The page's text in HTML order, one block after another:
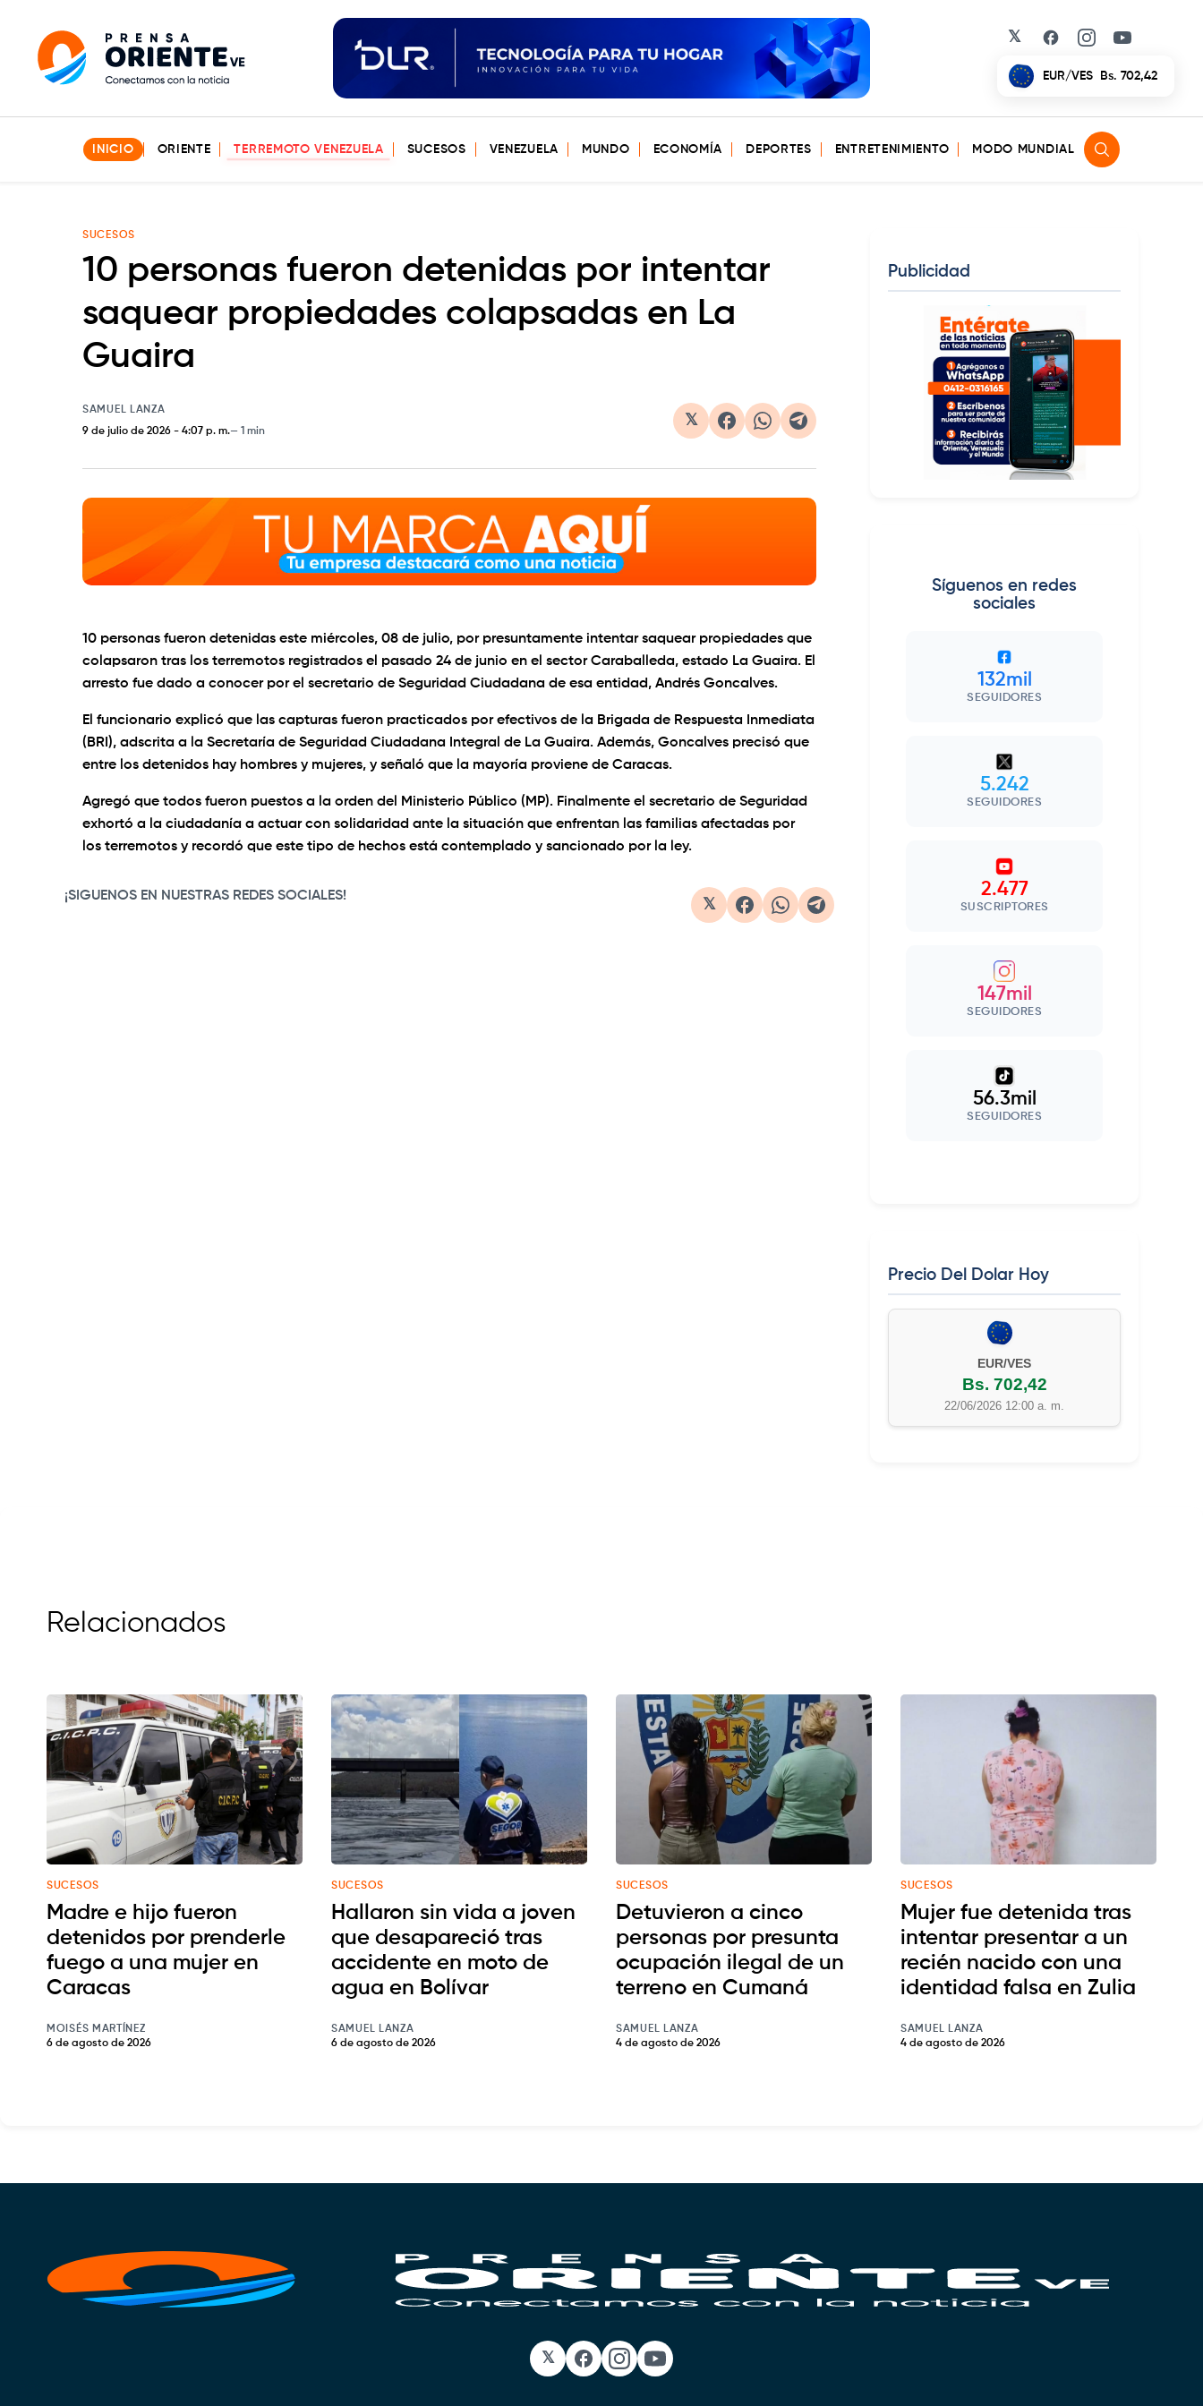
𝕏 Facebook
Instagram
YouTube
EUR/VES Bs. 702,42
INICIO ORIENTE TERREMOTO VENEZUELA SUCESOS VENEZUELA MUNDO ECONOMÍA DEPORTES ENTRETENIMIENTO MODO MUNDIAL
SUCESOS
10 personas fueron detenidas por intentar
saquear propiedades colapsadas en La
Guaira
SAMUEL LANZA
9 de julio de 2026 - 4:07 p. m. 1 min
𝕏
10 personas fueron detenidas este miércoles, 08 de julio, por presuntamente intentar saquear propiedades que
colapsaron tras los terremotos registrados el pasado 24 de junio en el sector Caraballeda, estado La Guaira. El
arresto fue dado a conocer por el secretario de Seguridad Ciudadana de esa entidad, Andrés Goncalves.
El funcionario explicó que las capturas fueron practicados por efectivos de la Brigada de Respuesta Inmediata
(BRI), adscrita a la Secretaría de Seguridad Ciudadana Integral de La Guaira. Además, Goncalves precisó que
entre los detenidos hay hombres y mujeres, y señaló que la mayoría proviene de Caracas.
Agregó que todos fueron puestos a la orden del Ministerio Público (MP). Finalmente el secretario de Seguridad
exhortó a la ciudadanía a actuar con solidaridad ante la situación que enfrentan las familias afectadas por
los terremotos y recordó que este tipo de hechos está contemplado y sancionado por la ley.
¡SIGUENOS EN NUESTRAS REDES SOCIALES!
𝕏
Publicidad
Síguenos en redes
sociales
132mil
SEGUIDORES
5.242
SEGUIDORES
2.477
SUSCRIPTORES
147mil
SEGUIDORES
56.3mil
SEGUIDORES
Precio Del Dolar Hoy
EUR/VES
Bs. 702,42
22/06/2026 12:00 a. m.
Relacionados
SUCESOS
Madre e hijo fueron
detenidos por prenderle
fuego a una mujer en
Caracas
MOISÉS MARTÍNEZ
6 de agosto de 2026
SUCESOS
Hallaron sin vida a joven
que desapareció tras
accidente en moto de
agua en Bolívar
SAMUEL LANZA
6 de agosto de 2026
SUCESOS
Detuvieron a cinco
personas por presunta
ocupación ilegal de un
terreno en Cumaná
SAMUEL LANZA
4 de agosto de 2026
SUCESOS
Mujer fue detenida tras
intentar presentar a un
recién nacido con una
identidad falsa en Zulia
SAMUEL LANZA
4 de agosto de 2026
𝕏 Facebook
Instagram
YouTube